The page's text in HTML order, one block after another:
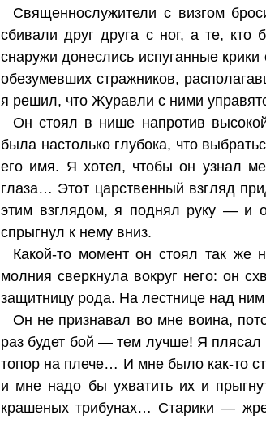
Священнослужители с визгом
сбивали друг друга с ног, а те,
снаружи донеслись испуганные
обезумевших стражников,
я решил, что Журавли с ними
Он стоял в нише напротив
была настолько глубока, что
его имя. Я хотел, чтобы он узнал
глаза… Этот царственный взгляд
этим взглядом, я поднял руку — и
спрыгнул к нему вниз.
Какой-то момент он стоял так же
молния сверкнула вокруг него: он
защитницу рода. На лестнице над
Он не признавал во мне воина,
раз будет бой — тем лучше! Я
топор на плече… И мне было как-то
и мне надо бы ухватить их и
крашеных трибунах… Старики —